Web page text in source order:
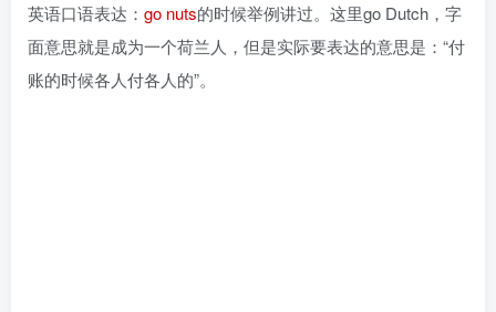
英语口语表达： go nuts的时候举例讲过。这里go Dutch，字
面意思就是成为一个荷兰人，但是实际要表达的意思是：“付
账的时候各人付各人的”。